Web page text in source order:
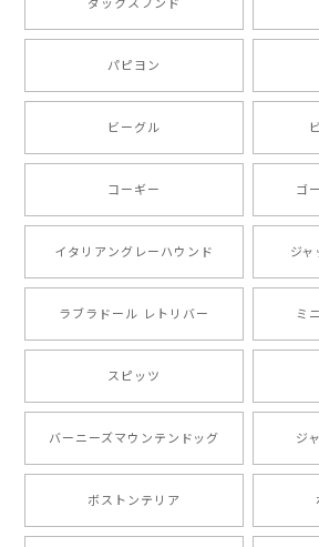
ったです。 ご連絡が取りづらい点だ
ましたが、商品の素敵さでチャラで
い。ありがとうございます。
2024/10/28
注文受領連絡が無かったのでハラハ
愛い商品が届きました！大満足です
りまして、元気な時の顔がそっくり
ました。ありがとうございました。
パピヨン
ビーグル
コーギー ゴ
イタリアングレーハウンド ジ
ラブラドール レトリバー ミ
スピッツ
バーニーズマウンテンドッグ ジ
ボストンテリア